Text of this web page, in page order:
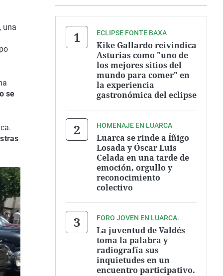
una
se
ECLIPSE FONTE BAXA
Kike Gallardo reivindica
Asturias como "uno de
los mejores sitios del
mundo para comer" en
la experiencia
gastronómica del eclipse
HOMENAJE EN LUARCA
Luarca se rinde a Íñigo
Losada y Óscar Luis
Celada en una tarde de
emoción, orgullo y
reconocimiento
colectivo
FORO JOVEN EN LUARCA.
La juventud de Valdés
toma la palabra y
radiografía sus
inquietudes en un
encuentro participativo.